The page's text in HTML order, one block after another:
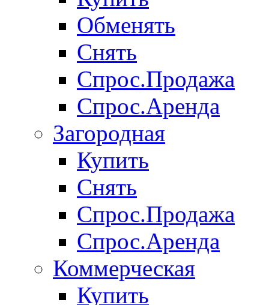
Обменять
Снять
Спрос.Продажа
Спрос.Аренда
Загородная
Купить
Снять
Спрос.Продажа
Спрос.Аренда
Коммерческая
Купить